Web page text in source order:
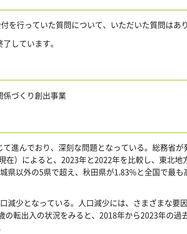
を行っていた質問について、いただいた質問はあ
しています。
づくり創出事業
進んでおり、深刻な問題となっている。総務省が
在）によると、2023年と2022年を比較し、東北地
県以外の5県で超え、秋田県が1.83%と全国で最
減少となっている。人口減少には、さまざまな要
の転出入の状況をみると、2018年から2023年の過